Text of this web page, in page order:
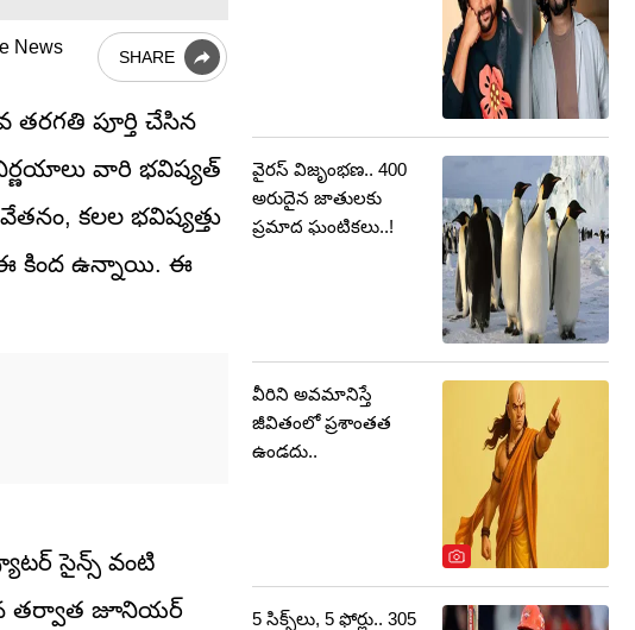
SHARE
తరగతి పూర్తి చేసిన
వారి భవిష్యత్
కలల భవిష్యత్తు
ఈ కింద ఉన్నాయి. ఈ
సైన్స్ వంటి
తర్వాత జూనియర్
వైరస్ విజృంభణ.. 400
అరుదైన జాతులకు
ప్రమాద ఘంటికలు..!
వీరిని అవమానిస్తే
జీవితంలో ప్రశాంతత
ఉండదు..
5 సిక్స్‌లు, 5 ఫోర్లు.. 305